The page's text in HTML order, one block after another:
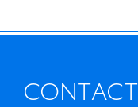
CONTACT